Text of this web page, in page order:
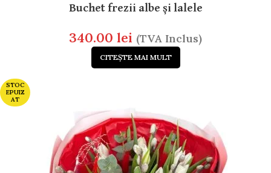
Buchet frezii albe și lalele
340.00 lei (TVA Inclus)
CITEȘTE MAI MULT
STOC
EPUIZ
AT